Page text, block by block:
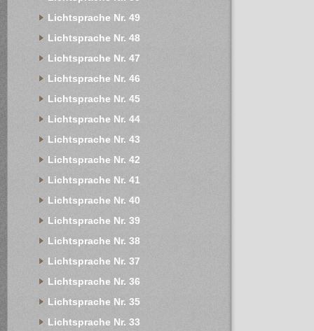
Lichtsprache Nr. 49
Lichtsprache Nr. 48
Lichtsprache Nr. 47
Lichtsprache Nr. 46
Lichtsprache Nr. 45
Lichtsprache Nr. 44
Lichtsprache Nr. 43
Lichtsprache Nr. 42
Lichtsprache Nr. 41
Lichtsprache Nr. 40
Lichtsprache Nr. 39
Lichtsprache Nr. 38
Lichtsprache Nr. 37
Lichtsprache Nr. 36
Lichtsprache Nr. 35
Lichtsprache Nr. 33